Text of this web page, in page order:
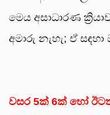
මෙය අසාධාරණ
අමාරු නැහැ; ඒ
වසර 5ක් 6ක් හෝ